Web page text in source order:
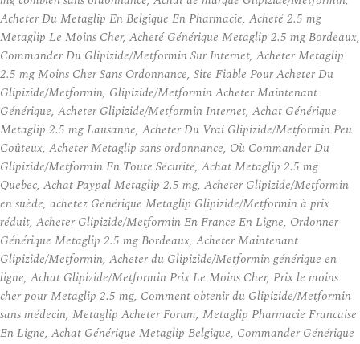
Acheter Du Metaglip En Belgique En Pharmacie, Acheté 2.5 mg
Metaglip Le Moins Cher, Acheté Générique Metaglip 2.5 mg Bordeaux,
Commander Du Glipizide/Metformin Sur Internet, Acheter Metaglip
2.5 mg Moins Cher Sans Ordonnance, Site Fiable Pour Acheter Du
Glipizide/Metformin, Glipizide/Metformin Acheter Maintenant
Générique, Acheter Glipizide/Metformin Internet, Achat Générique
Metaglip 2.5 mg Lausanne, Acheter Du Vrai Glipizide/Metformin Peu
Coûteux, Acheter Metaglip sans ordonnance, Où Commander Du
Glipizide/Metformin En Toute Sécurité, Achat Metaglip 2.5 mg
Quebec, Achat Paypal Metaglip 2.5 mg, Acheter Glipizide/Metformin
en suède, achetez Générique Metaglip Glipizide/Metformin à prix
réduit, Acheter Glipizide/Metformin En France En Ligne, Ordonner
Générique Metaglip 2.5 mg Bordeaux, Acheter Maintenant
Glipizide/Metformin, Acheter du Glipizide/Metformin générique en
ligne, Achat Glipizide/Metformin Prix Le Moins Cher, Prix le moins
cher pour Metaglip 2.5 mg, Comment obtenir du Glipizide/Metformin
sans médecin, Metaglip Acheter Forum, Metaglip Pharmacie Francaise
En Ligne, Achat Générique Metaglip Belgique, Commander Générique